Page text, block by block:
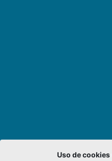
Uso de cookies